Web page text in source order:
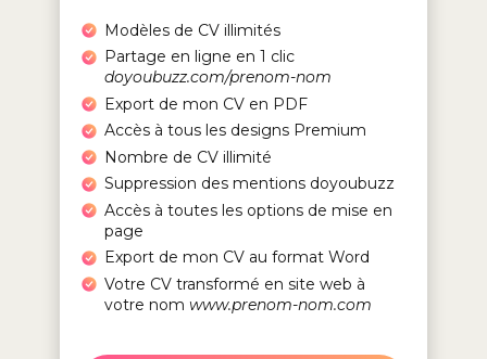
Modèles de CV illimités
Partage en ligne en 1 clic
doyoubuzz.com/prenom-nom
Export de mon CV en PDF
Accès à tous les designs Premium
Nombre de CV illimité
Suppression des mentions doyoubuzz
Accès à toutes les options de mise en
page
Export de mon CV au format Word
Votre CV transformé en site web à
votre nomwww.prenom-nom.com